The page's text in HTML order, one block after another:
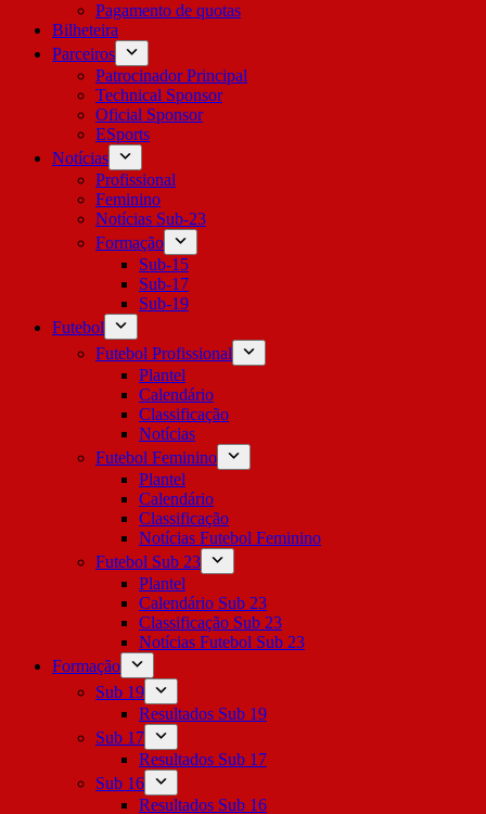
Pagamento de quotas
Bilheteira
Parceiros
Patrocinador Principal
Technical Sponsor
Oficial Sponsor
ESports
Notícias
Profissional
Feminino
Notícias Sub-23
Formação
Sub-15
Sub-17
Sub-19
Futebol
Futebol Profissional
Plantel
Calendário
Classificação
Notícias
Futebol Feminino
Plantel
Calendário
Classificação
Notícias Futebol Feminino
Futebol Sub 23
Plantel
Calendário Sub 23
Classificação Sub 23
Notícias Futebol Sub 23
Formação
Sub 19
Resultados Sub 19
Sub 17
Resultados Sub 17
Sub 16
Resultados Sub 16